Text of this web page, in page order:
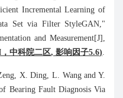
Incremental Learning of
Set via Filter StyleGAN,"
and Measurement[J]
，中科院二区, 影响因子5.6)
X. Ding, L. Wang and Y.
Bearing Fault Diagnosis Via